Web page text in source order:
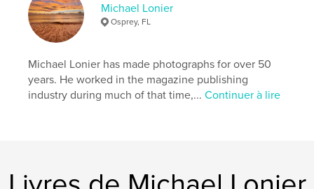
Daytona Michael Lonier
Osprey, FL
Michael Lonier has made photographs for over 50
years. He worked in the magazine publishing
industry during much of that time,...Continuer à lire